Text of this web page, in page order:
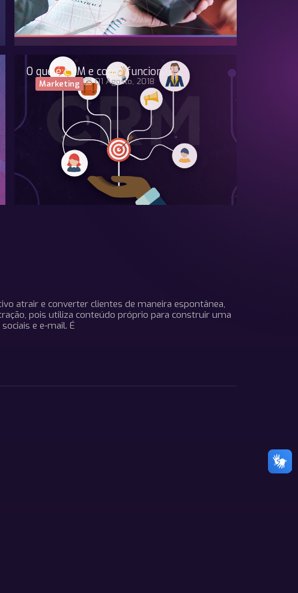
O que é CRM e como funciona?
Marketing 01 Agosto, 2018
atrair e converter clientes de maneira espontânea,
pois utiliza conteúdo próprio para construir uma
e e-mail. É